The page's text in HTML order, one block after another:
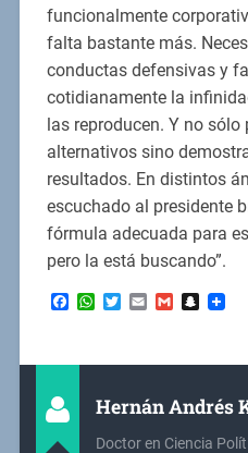
funcionalmente
falta bastante más.
conductas defensivas y
cotidianamente la
las reproducen. Y no
alternativos sino
resultados. En distintos
escuchado al presidente
fórmula adecuada para
pero la está buscando”.
Facebook
WhatsApp
Twitter
EmailGmail
Hernán Andrés
Doctor en Ciencia